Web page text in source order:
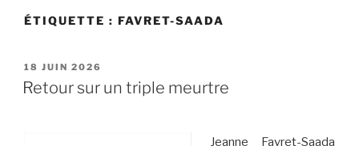
ÉTIQUETTE : FAVRET-SAADA
PUBLIÉ
LE
18 JUIN 2026
Retour sur un triple meurtre
Jeanne Favret-Saada